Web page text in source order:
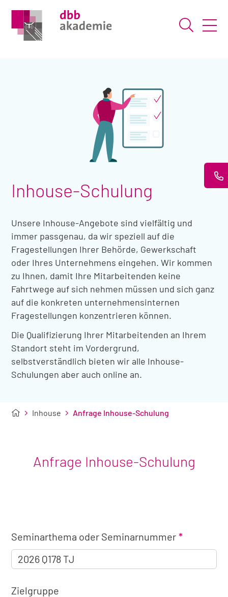
Suche
Inhouse-Schulung
Unsere Inhouse-Angebote sind vielfältig und
immer passgenau, da wir speziell auf die
Fragestellungen Ihrer Behörde, Gewerkschaft
oder Ihres Unternehmens eingehen. Wir kommen
zu Ihnen, damit Ihre Mitarbeitenden keine
Fahrtwege auf sich nehmen müssen und sich ganz
auf die konkreten unternehmensinternen
Fragestellungen konzentrieren können.
Die Qualifizierung Ihrer Mitarbeitenden an Ihrem
Standort steht im Vordergrund,
selbstverständlich bieten wir alle Inhouse-
Schulungen aber auch online an.
Inhouse Anfrage Inhouse-Schulung
Anfrage Inhouse-Schulung
Angaben
zum
Seminar
Seminarthema oder Seminarnummer
Zielgruppe